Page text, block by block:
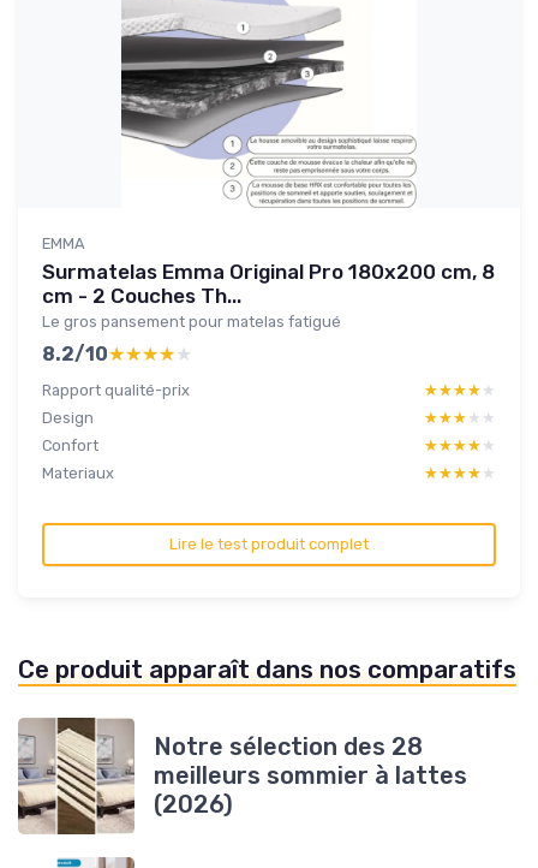
EMMA
Surmatelas Emma Original Pro 180x200 cm, 8
cm - 2 Couches Th...
Le gros pansement pour matelas fatigué
8.2/10★★★★★
★★★★★
Rapport qualité-prix ★★★★★
★★★★★
Design
★★★★★
★★★★★
Confort
★★★★★
★★★★★
Materiaux
★★★★★
★★★★★
Lire le test produit complet
Ce produit apparaît dans nos comparatifs
Notre sélection des 28
meilleurs sommier à lattes
(2026)